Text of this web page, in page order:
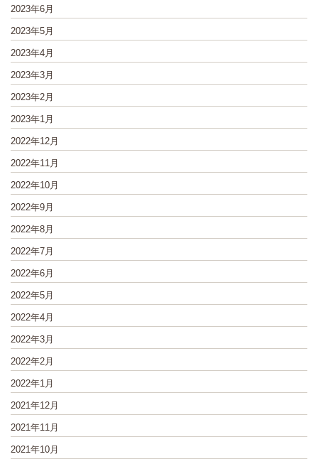
2023年6月
2023年5月
2023年4月
2023年3月
2023年2月
2023年1月
2022年12月
2022年11月
2022年10月
2022年9月
2022年8月
2022年7月
2022年6月
2022年5月
2022年4月
2022年3月
2022年2月
2022年1月
2021年12月
2021年11月
2021年10月